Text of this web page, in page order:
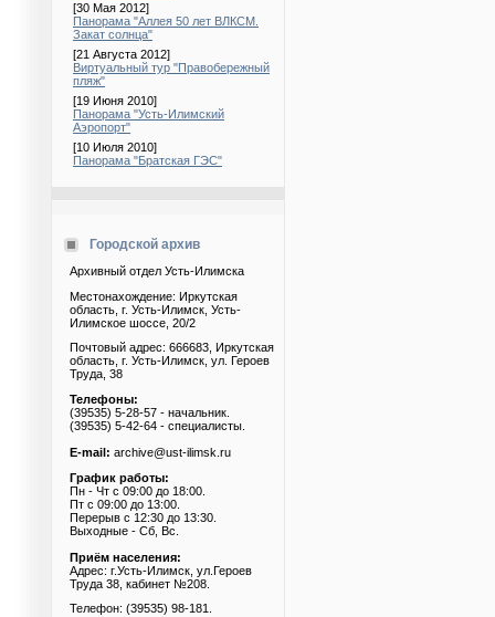
[30 Мая 2012]
Панорама "Аллея 50 лет ВЛКСМ.
Закат солнца"
[21 Августа 2012]
Виртуальный тур "Правобережный
пляж"
[19 Июня 2010]
Панорама "Усть-Илимский
Аэропорт"
[10 Июля 2010]
Панорама "Братская ГЭС"
Городской архив
Архивный отдел Усть-Илимска
Местонахождение: Иркутская
область, г. Усть-Илимск, Усть-
Илимское шоссе, 20/2
Почтовый адрес: 666683, Иркутская
область, г. Усть-Илимск, ул. Героев
Труда, 38
Телефоны:
(39535) 5-28-57 - начальник.
(39535) 5-42-64 - специалисты.
E-mail: archive@ust-ilimsk.ru
График работы:
Пн - Чт с 09:00 до 18:00.
Пт с 09:00 до 13:00.
Перерыв с 12:30 до 13:30.
Выходные - Сб, Вс.
Приём населения:
Адрес: г.Усть-Илимск, ул.Героев
Труда 38, кабинет №208.
Телефон: (39535) 98-181.